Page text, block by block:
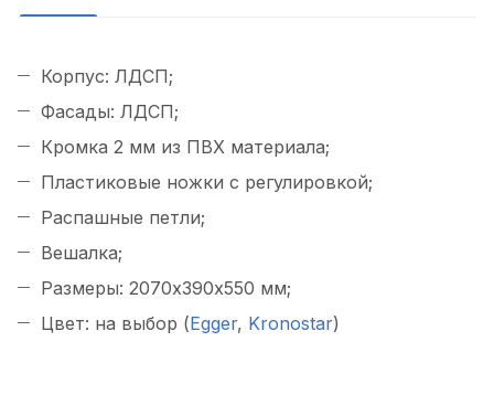
Корпус: ЛДСП;
Фасады: ЛДСП;
Кромка 2 мм из ПВХ материала;
Пластиковые ножки с регулировкой;
Распашные петли;
Вешалка;
Размеры: 2070х390х550 мм;
Цвет: на выбор (Egger, Kronostar)